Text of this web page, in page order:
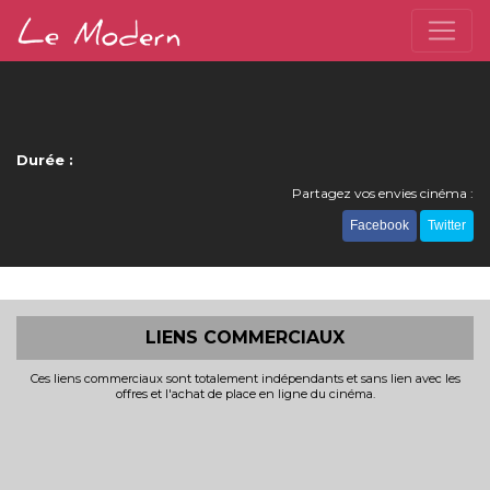
Durée :
Partagez vos envies cinéma :
Facebook Twitter
LIENS COMMERCIAUX
Ces liens commerciaux sont totalement indépendants et sans lien avec les
offres et l'achat de place en ligne du cinéma.